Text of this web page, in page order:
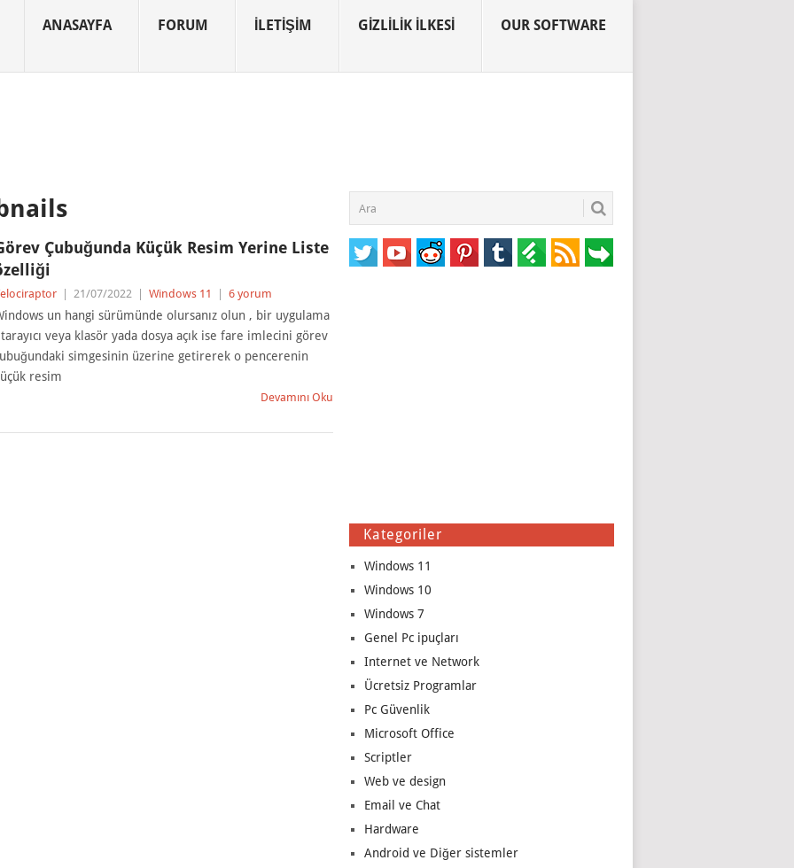
ANASAYFA FORUM İLETIŞIM GIZLILIK İLKESI OUR SOFTWARE
Çubuğunda Küçük Resim Yerine Liste
21/07/2022 Windows 11 6 yorum
un hangi sürümünde olursanız olun , bir uygulama
veya klasör yada dosya açık ise fare imlecini görev
simgesinin üzerine getirerek o pencerenin
resim
Devamını Oku
Kategoriler
Windows 11
Windows 10
Windows 7
Genel Pc ipuçları
Internet ve Network
Ücretsiz Programlar
Pc Güvenlik
Microsoft Office
Scriptler
Web ve design
Email ve Chat
Hardware
Android ve Diğer sistemler